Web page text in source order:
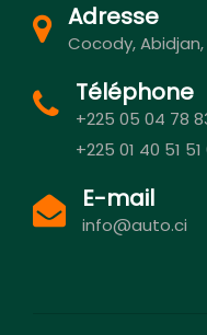
Adresse
Cocody,
Téléphone
+225 05 04 78
+225 01 40 51
E-mail
info@auto.ci